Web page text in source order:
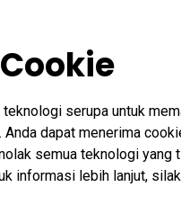
serupa untuk
dapat menerima
semua teknologi
informasi lebih lanjut,
Simulator Projector
BenQ LK830ST vs
Setup
Golf Simulator Theater